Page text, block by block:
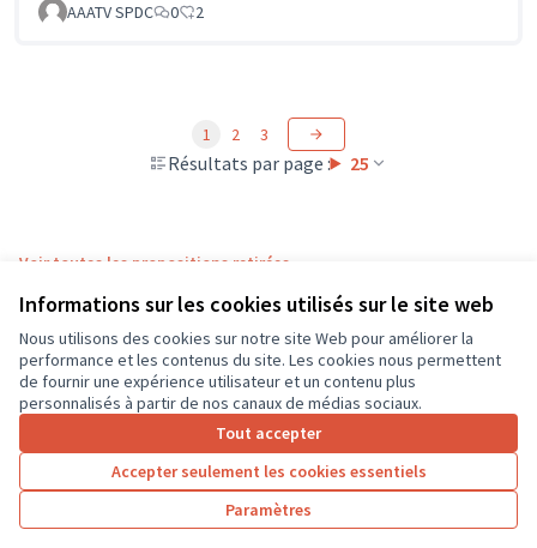
Informations sur les cookies utilisés sur le site web
Nous utilisons des cookies sur notre site Web pour améliorer la
performance et les contenus du site. Les cookies nous permettent
de fournir une expérience utilisateur et un contenu plus
personnalisés à partir de nos canaux de médias sociaux.
Tout accepter
Accepter seulement les cookies essentiels
Paramètres
AAATV SPDC
0 2
Résultats par page : 25
1 2 3
Voir toutes les propositions retirées
Conditions d'utilisation
Paramètres des cookies
CD37 sur X
(Lien externe)
CD37 sur Facebook
CD37 sur Instagram
CD37 sur YouTube
(Lien externe)
Site réalisé grâce aulogiciel libre Decidim .
Licence
(Lien